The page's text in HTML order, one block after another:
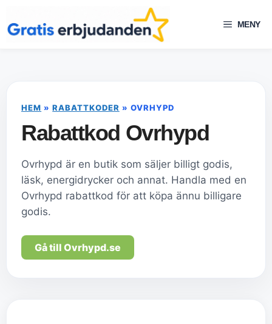
till
innehåll
MENY
HEM »RABATTKODER » OVRHYPD
Rabattkod Ovrhypd
Ovrhypd är en butik som säljer billigt godis,
läsk, energidrycker och annat. Handla med en
Ovrhypd rabattkod för att köpa ännu billigare
godis.
Gå till Ovrhypd.se